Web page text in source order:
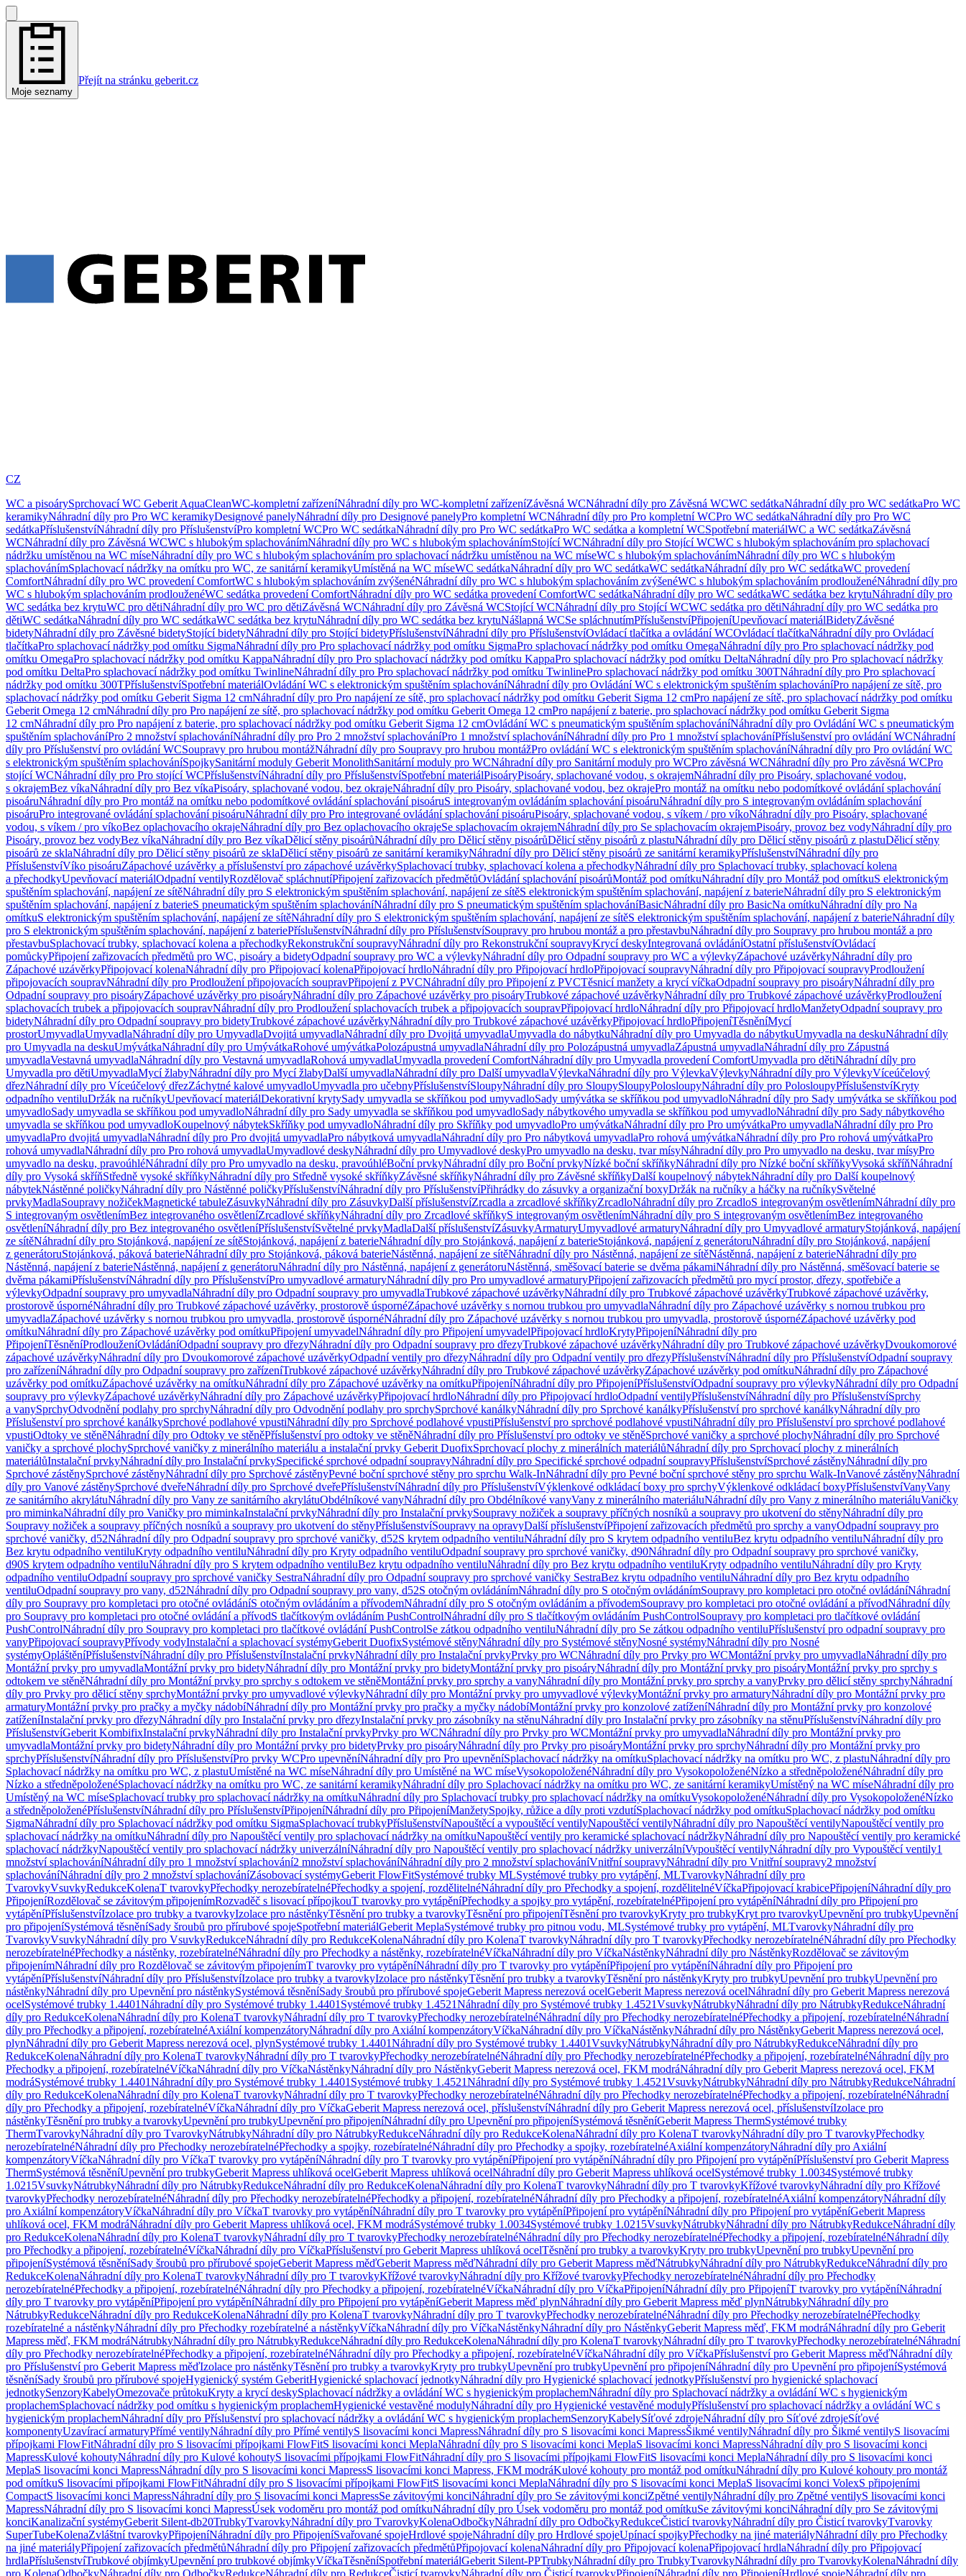
Moje seznamy
Přejít na stránku geberit.cz
CZ
WC a pisoárySprchovací WC Geberit AquaCleanWC-kompletní zařízeníNáhradní díly pro WC-kompletní zařízeníZávěsná WCNáhradní díly pro Závěsná WCWC sedátkaNáhradní díly pro WC sedátkaPro WC
keramikyNáhradní díly pro Pro WC keramikyDesignové panelyNáhradní díly pro Designové panelyPro kompletní WCNáhradní díly pro Pro kompletní WCPro WC sedátkaNáhradní díly pro Pro WC
sedátkaPříslušenstvíNáhradní díly pro PříslušenstvíPro kompletní WCPro WC sedátkaNáhradní díly pro Pro WC sedátkaPro WC sedátka a kompletní WCSpotřební materiálWC a WC sedátkaZávěsná
WCNáhradní díly pro Závěsná WCWC s hlubokým splachovánímNáhradní díly pro WC s hlubokým splachovánímStojící WCNáhradní díly pro Stojící WCWC s hlubokým splachováním pro splachovací
nádržku umístěnou na WC míseNáhradní díly pro WC s hlubokým splachováním pro splachovací nádržku umístěnou na WC míseWC s hlubokým splachovánímNáhradní díly pro WC s hlubokým
splachovánímSplachovací nádržky na omítku pro WC, ze sanitární keramikyUmístěná na WC míseWC sedátkaNáhradní díly pro WC sedátkaWC sedátkaNáhradní díly pro WC sedátkaWC provedení
ComfortNáhradní díly pro WC provedení ComfortWC s hlubokým splachováním zvýšenéNáhradní díly pro WC s hlubokým splachováním zvýšenéWC s hlubokým splachováním prodlouženéNáhradní díly pro
WC s hlubokým splachováním prodlouženéWC sedátka provedení ComfortNáhradní díly pro WC sedátka provedení ComfortWC sedátkaNáhradní díly pro WC sedátkaWC sedátka bez krytuNáhradní díly pro
WC sedátka bez krytuWC pro dětiNáhradní díly pro WC pro dětiZávěsná WCNáhradní díly pro Závěsná WCStojící WCNáhradní díly pro Stojící WCWC sedátka pro dětiNáhradní díly pro WC sedátka pro
dětiWC sedátkaNáhradní díly pro WC sedátkaWC sedátka bez krytuNáhradní díly pro WC sedátka bez krytuNášlapná WCSe spláchnutímPříslušenstvíPřipojeníUpevňovací materiálBidetyZávěsné
bidetyNáhradní díly pro Závěsné bidetyStojící bidetyNáhradní díly pro Stojící bidetyPříslušenstvíNáhradní díly pro PříslušenstvíOvládací tlačítka a ovládání WCOvládací tlačítkaNáhradní díly pro Ovládací
tlačítkaPro splachovací nádržky pod omítku SigmaNáhradní díly pro Pro splachovací nádržky pod omítku SigmaPro splachovací nádržky pod omítku OmegaNáhradní díly pro Pro splachovací nádržky pod
omítku OmegaPro splachovací nádržky pod omítku KappaNáhradní díly pro Pro splachovací nádržky pod omítku KappaPro splachovací nádržky pod omítku DeltaNáhradní díly pro Pro splachovací nádržky
pod omítku DeltaPro splachovací nádržky pod omítku TwinlineNáhradní díly pro Pro splachovací nádržky pod omítku TwinlinePro splachovací nádržky pod omítku 300TNáhradní díly pro Pro splachovací
nádržky pod omítku 300TPříslušenstvíSpotřební materiálOvládání WC s elektronickým spuštěním splachováníNáhradní díly pro Ovládání WC s elektronickým spuštěním splachováníPro napájení ze sítě, pro
splachovací nádržky pod omítku Geberit Sigma 12 cmNáhradní díly pro Pro napájení ze sítě, pro splachovací nádržky pod omítku Geberit Sigma 12 cmPro napájení ze sítě, pro splachovací nádržky pod omítku
Geberit Omega 12 cmNáhradní díly pro Pro napájení ze sítě, pro splachovací nádržky pod omítku Geberit Omega 12 cmPro napájení z baterie, pro splachovací nádržky pod omítku Geberit Sigma
12 cmNáhradní díly pro Pro napájení z baterie, pro splachovací nádržky pod omítku Geberit Sigma 12 cmOvládání WC s pneumatickým spuštěním splachováníNáhradní díly pro Ovládání WC s pneumatickým
spuštěním splachováníPro 2 množství splachováníNáhradní díly pro Pro 2 množství splachováníPro 1 množství splachováníNáhradní díly pro Pro 1 množství splachováníPříslušenství pro ovládání WCNáhradní
díly pro Příslušenství pro ovládání WCSoupravy pro hrubou montážNáhradní díly pro Soupravy pro hrubou montážPro ovládání WC s elektronickým spuštěním splachováníNáhradní díly pro Pro ovládání WC
s elektronickým spuštěním splachováníSpojkySanitární moduly Geberit MonolithSanitární moduly pro WCNáhradní díly pro Sanitární moduly pro WCPro závěsná WCNáhradní díly pro Pro závěsná WCPro
stojící WCNáhradní díly pro Pro stojící WCPříslušenstvíNáhradní díly pro PříslušenstvíSpotřební materiálPisoáryPisoáry, splachované vodou, s okrajemNáhradní díly pro Pisoáry, splachované vodou,
s okrajemBez víkaNáhradní díly pro Bez víkaPisoáry, splachované vodou, bez okrajeNáhradní díly pro Pisoáry, splachované vodou, bez okrajePro montáž na omítku nebo podomítkové ovládání splachování
pisoáruNáhradní díly pro Pro montáž na omítku nebo podomítkové ovládání splachování pisoáruS integrovaným ovládáním splachování pisoáruNáhradní díly pro S integrovaným ovládáním splachování
pisoáruPro integrované ovládání splachování pisoáruNáhradní díly pro Pro integrované ovládání splachování pisoáruPisoáry, splachované vodou, s víkem / pro víkoNáhradní díly pro Pisoáry, splachované
vodou, s víkem / pro víkoBez oplachovacího okrajeNáhradní díly pro Bez oplachovacího okrajeSe splachovacím okrajemNáhradní díly pro Se splachovacím okrajemPisoáry, provoz bez vodyNáhradní díly pro
Pisoáry, provoz bez vodyBez víkaNáhradní díly pro Bez víkaDělicí stěny pisoárůNáhradní díly pro Dělicí stěny pisoárůDělicí stěny pisoárů z plastuNáhradní díly pro Dělicí stěny pisoárů z plastuDělicí stěny
pisoárů ze sklaNáhradní díly pro Dělicí stěny pisoárů ze sklaDělicí stěny pisoárů ze sanitární keramikyNáhradní díly pro Dělicí stěny pisoárů ze sanitární keramikyPříslušenstvíNáhradní díly pro
PříslušenstvíVíko pisoáruZápachové uzávěrky a příslušenství pro zápachové uzávěrkySplachovací trubky, splachovací kolena a přechodkyNáhradní díly pro Splachovací trubky, splachovací kolena
a přechodkyUpevňovací materiálOdpadní ventilyRozdělovač spláchnutíPřipojení zařizovacích předmětůOvládání splachování pisoárůMontáž pod omítkuNáhradní díly pro Montáž pod omítkuS elektronickým
spuštěním splachování, napájení ze sítěNáhradní díly pro S elektronickým spuštěním splachování, napájení ze sítěS elektronickým spuštěním splachování, napájení z baterieNáhradní díly pro S elektronickým
spuštěním splachování, napájení z baterieS pneumatickým spuštěním splachováníNáhradní díly pro S pneumatickým spuštěním splachováníBasicNáhradní díly pro BasicNa omítkuNáhradní díly pro Na
omítkuS elektronickým spuštěním splachování, napájení ze sítěNáhradní díly pro S elektronickým spuštěním splachování, napájení ze sítěS elektronickým spuštěním splachování, napájení z baterieNáhradní díly
pro S elektronickým spuštěním splachování, napájení z bateriePříslušenstvíNáhradní díly pro PříslušenstvíSoupravy pro hrubou montáž a pro přestavbuNáhradní díly pro Soupravy pro hrubou montáž a pro
přestavbuSplachovací trubky, splachovací kolena a přechodkyRekonstrukční soupravyNáhradní díly pro Rekonstrukční soupravyKrycí deskyIntegrovaná ovládáníOstatní příslušenstvíOvládací
pomůckyPřipojení zařizovacích předmětů pro WC, pisoáry a bidetyOdpadní soupravy pro WC a výlevkyNáhradní díly pro Odpadní soupravy pro WC a výlevkyZápachové uzávěrkyNáhradní díly pro
Zápachové uzávěrkyPřipojovací kolenaNáhradní díly pro Připojovací kolenaPřipojovací hrdloNáhradní díly pro Připojovací hrdloPřipojovací soupravyNáhradní díly pro Připojovací soupravyProdloužení
připojovacích soupravNáhradní díly pro Prodloužení připojovacích soupravPřipojení z PVCNáhradní díly pro Připojení z PVCTěsnicí manžety a krycí víčkaOdpadní soupravy pro pisoáryNáhradní díly pro
Odpadní soupravy pro pisoáryZápachové uzávěrky pro pisoáryNáhradní díly pro Zápachové uzávěrky pro pisoáryTrubkové zápachové uzávěrkyNáhradní díly pro Trubkové zápachové uzávěrkyProdloužení
splachovacích trubek a připojovacích soupravNáhradní díly pro Prodloužení splachovacích trubek a připojovacích soupravPřipojovací hrdloNáhradní díly pro Připojovací hrdloManžetyOdpadní soupravy pro
bidetyNáhradní díly pro Odpadní soupravy pro bidetyTrubkové zápachové uzávěrkyNáhradní díly pro Trubkové zápachové uzávěrkyPřipojovací hrdloPřipojeníTěsněníMycí
prostorUmyvadlaUmyvadlaNáhradní díly pro UmyvadlaDvojitá umyvadlaNáhradní díly pro Dvojitá umyvadlaUmyvadla do nábytkuNáhradní díly pro Umyvadla do nábytkuUmyvadla na deskuNáhradní díly
pro Umyvadla na deskuUmývátkaNáhradní díly pro UmývátkaRohové umývátkaPolozápustná umyvadlaNáhradní díly pro Polozápustná umyvadlaZápustná umyvadlaNáhradní díly pro Zápustná
umyvadlaVestavná umyvadlaNáhradní díly pro Vestavná umyvadlaRohová umyvadlaUmyvadla provedení ComfortNáhradní díly pro Umyvadla provedení ComfortUmyvadla pro dětiNáhradní díly pro
Umyvadla pro dětiUmyvadlaMycí žlabyNáhradní díly pro Mycí žlabyDalší umyvadlaNáhradní díly pro Další umyvadlaVýlevkaNáhradní díly pro VýlevkaVýlevkyNáhradní díly pro VýlevkyVíceúčelový
dřezNáhradní díly pro Víceúčelový dřezZáchytné kalové umyvadloUmyvadla pro učebnyPříslušenstvíSloupyNáhradní díly pro SloupySloupyPolosloupyNáhradní díly pro PolosloupyPříslušenstvíKryty
odpadního ventiluDržák na ručníkyUpevňovací materiálDekorativní krytySady umyvadla se skříňkou pod umyvadloSady umývátka se skříňkou pod umyvadloNáhradní díly pro Sady umývátka se skříňkou pod
umyvadloSady umyvadla se skříňkou pod umyvadloNáhradní díly pro Sady umyvadla se skříňkou pod umyvadloSady nábytkového umyvadla se skříňkou pod umyvadloNáhradní díly pro Sady nábytkového
umyvadla se skříňkou pod umyvadloKoupelnový nábytekSkříňky pod umyvadloNáhradní díly pro Skříňky pod umyvadloPro umývátkaNáhradní díly pro Pro umývátkaPro umyvadlaNáhradní díly pro Pro
umyvadlaPro dvojitá umyvadlaNáhradní díly pro Pro dvojitá umyvadlaPro nábytková umyvadlaNáhradní díly pro Pro nábytková umyvadlaPro rohová umývátkaNáhradní díly pro Pro rohová umývátkaPro
rohová umyvadlaNáhradní díly pro Pro rohová umyvadlaUmyvadlové deskyNáhradní díly pro Umyvadlové deskyPro umyvadlo na desku, tvar mísyNáhradní díly pro Pro umyvadlo na desku, tvar mísyPro
umyvadlo na desku, pravoúhléNáhradní díly pro Pro umyvadlo na desku, pravoúhléBoční prvkyNáhradní díly pro Boční prvkyNízké boční skříňkyNáhradní díly pro Nízké boční skříňkyVysoká skříňNáhradní
díly pro Vysoká skříňStředně vysoké skříňkyNáhradní díly pro Středně vysoké skříňkyZávěsné skříňkyNáhradní díly pro Závěsné skříňkyDalší koupelnový nábytekNáhradní díly pro Další koupelnový
nábytekNástěnné poličkyNáhradní díly pro Nástěnné poličkyPříslušenstvíNáhradní díly pro PříslušenstvíPřihrádky do zásuvky a organizační boxyDržák na ručníky a háčky na ručníkySvětelné
prvkyMadlaSoupravy nožičekMagnetické tabuleZásuvkyNáhradní díly pro ZásuvkyDalší příslušenstvíZrcadla a zrcadlové skříňkyZrcadloNáhradní díly pro ZrcadloS integrovaným osvětlenímNáhradní díly pro
S integrovaným osvětlenímBez integrovaného osvětleníZrcadlové skříňkyNáhradní díly pro Zrcadlové skříňkyS integrovaným osvětlenímNáhradní díly pro S integrovaným osvětlenímBez integrovaného
osvětleníNáhradní díly pro Bez integrovaného osvětleníPříslušenstvíSvětelné prvkyMadlaDalší příslušenstvíZásuvkyArmaturyUmyvadlové armaturyNáhradní díly pro Umyvadlové armaturyStojánková, napájení
ze sítěNáhradní díly pro Stojánková, napájení ze sítěStojánková, napájení z baterieNáhradní díly pro Stojánková, napájení z baterieStojánková, napájení z generátoruNáhradní díly pro Stojánková, napájení
z generátoruStojánková, páková baterieNáhradní díly pro Stojánková, páková baterieNástěnná, napájení ze sítěNáhradní díly pro Nástěnná, napájení ze sítěNástěnná, napájení z baterieNáhradní díly pro
Nástěnná, napájení z baterieNástěnná, napájení z generátoruNáhradní díly pro Nástěnná, napájení z generátoruNástěnná, směšovací baterie se dvěma pákamiNáhradní díly pro Nástěnná, směšovací baterie se
dvěma pákamiPříslušenstvíNáhradní díly pro PříslušenstvíPro umyvadlové armaturyNáhradní díly pro Pro umyvadlové armaturyPřipojení zařizovacích předmětů pro mycí prostor, dřezy, spotřebiče a
výlevkyOdpadní soupravy pro umyvadlaNáhradní díly pro Odpadní soupravy pro umyvadlaTrubkové zápachové uzávěrkyNáhradní díly pro Trubkové zápachové uzávěrkyTrubkové zápachové uzávěrky,
prostorově úspornéNáhradní díly pro Trubkové zápachové uzávěrky, prostorově úspornéZápachové uzávěrky s nornou trubkou pro umyvadlaNáhradní díly pro Zápachové uzávěrky s nornou trubkou pro
umyvadlaZápachové uzávěrky s nornou trubkou pro umyvadla, prostorově úspornéNáhradní díly pro Zápachové uzávěrky s nornou trubkou pro umyvadla, prostorově úspornéZápachové uzávěrky pod
omítkuNáhradní díly pro Zápachové uzávěrky pod omítkuPřipojení umyvadelNáhradní díly pro Připojení umyvadelPřipojovací hrdloKrytyPřipojeníNáhradní díly pro
PřipojeníTěsněníProdlouženíOvládáníOdpadní soupravy pro dřezyNáhradní díly pro Odpadní soupravy pro dřezyTrubkové zápachové uzávěrkyNáhradní díly pro Trubkové zápachové uzávěrkyDvoukomorové
zápachové uzávěrkyNáhradní díly pro Dvoukomorové zápachové uzávěrkyOdpadní ventily pro dřezyNáhradní díly pro Odpadní ventily pro dřezyPříslušenstvíNáhradní díly pro PříslušenstvíOdpadní soupravy
pro zařízeníNáhradní díly pro Odpadní soupravy pro zařízeníTrubkové zápachové uzávěrkyNáhradní díly pro Trubkové zápachové uzávěrkyZápachové uzávěrky pod omítkuNáhradní díly pro Zápachové
uzávěrky pod omítkuZápachové uzávěrky na omítkuNáhradní díly pro Zápachové uzávěrky na omítkuPřipojeníNáhradní díly pro PřipojeníPříslušenstvíOdpadní soupravy pro výlevkyNáhradní díly pro Odpadní
soupravy pro výlevkyZápachové uzávěrkyNáhradní díly pro Zápachové uzávěrkyPřipojovací hrdloNáhradní díly pro Připojovací hrdloOdpadní ventilyPříslušenstvíNáhradní díly pro PříslušenstvíSprchy
a vanySprchyOdvodnění podlahy pro sprchyNáhradní díly pro Odvodnění podlahy pro sprchySprchové kanálkyNáhradní díly pro Sprchové kanálkyPříslušenství pro sprchové kanálkyNáhradní díly pro
Příslušenství pro sprchové kanálkySprchové podlahové vpustiNáhradní díly pro Sprchové podlahové vpustiPříslušenství pro sprchové podlahové vpustiNáhradní díly pro Příslušenství pro sprchové podlahové
vpustiOdtoky ve stěněNáhradní díly pro Odtoky ve stěněPříslušenství pro odtoky ve stěněNáhradní díly pro Příslušenství pro odtoky ve stěněSprchové vaničky a sprchové plochyNáhradní díly pro Sprchové
vaničky a sprchové plochySprchové vaničky z minerálního materiálu a instalační prvky Geberit DuofixSprchovací plochy z minerálních materiálůNáhradní díly pro Sprchovací plochy z minerálních
materiálůInstalační prvkyNáhradní díly pro Instalační prvkySpecifické sprchové odpadní soupravyNáhradní díly pro Specifické sprchové odpadní soupravyPříslušenstvíSprchové zástěnyNáhradní díly pro
Sprchové zástěnySprchové zástěnyNáhradní díly pro Sprchové zástěnyPevné boční sprchové stěny pro sprchu Walk-InNáhradní díly pro Pevné boční sprchové stěny pro sprchu Walk-InVanové zástěnyNáhradní
díly pro Vanové zástěnySprchové dveřeNáhradní díly pro Sprchové dveřePříslušenstvíNáhradní díly pro PříslušenstvíVýklenkové odkládací boxy pro sprchyVýklenkové odkládací boxyPříslušenstvíVanyVany
ze sanitárního akrylátuNáhradní díly pro Vany ze sanitárního akrylátuObdélníkové vanyNáhradní díly pro Obdélníkové vanyVany z minerálního materiáluNáhradní díly pro Vany z minerálního materiáluVaničky
pro miminkaNáhradní díly pro Vaničky pro miminkaInstalační prvkyNáhradní díly pro Instalační prvkySoupravy nožiček a soupravy příčných nosníků a soupravy pro ukotvení do stěnyNáhradní díly pro
Soupravy nožiček a soupravy příčných nosníků a soupravy pro ukotvení do stěnyPříslušenstvíSoupravy na opravyDalší příslušenstvíPřipojení zařizovacích předmětů pro sprchy a vanyOdpadní soupravy pro
sprchové vaničky, d52Náhradní díly pro Odpadní soupravy pro sprchové vaničky, d52S krytem odpadního ventiluNáhradní díly pro S krytem odpadního ventiluBez krytu odpadního ventiluNáhradní díly pro
Bez krytu odpadního ventiluKryty odpadního ventiluNáhradní díly pro Kryty odpadního ventiluOdpadní soupravy pro sprchové vaničky, d90Náhradní díly pro Odpadní soupravy pro sprchové vaničky,
d90S krytem odpadního ventiluNáhradní díly pro S krytem odpadního ventiluBez krytu odpadního ventiluNáhradní díly pro Bez krytu odpadního ventiluKryty odpadního ventiluNáhradní díly pro Kryty
odpadního ventiluOdpadní soupravy pro sprchové vaničky SestraNáhradní díly pro Odpadní soupravy pro sprchové vaničky SestraBez krytu odpadního ventiluNáhradní díly pro Bez krytu odpadního
ventiluOdpadní soupravy pro vany, d52Náhradní díly pro Odpadní soupravy pro vany, d52S otočným ovládánímNáhradní díly pro S otočným ovládánímSoupravy pro kompletaci pro otočné ovládáníNáhradní
díly pro Soupravy pro kompletaci pro otočné ovládáníS otočným ovládáním a přívodemNáhradní díly pro S otočným ovládáním a přívodemSoupravy pro kompletaci pro otočné ovládání a přívodNáhradní díly
pro Soupravy pro kompletaci pro otočné ovládání a přívodS tlačítkovým ovládáním PushControlNáhradní díly pro S tlačítkovým ovládáním PushControlSoupravy pro kompletaci pro tlačítkové ovládání
PushControlNáhradní díly pro Soupravy pro kompletaci pro tlačítkové ovládání PushControlSe zátkou odpadního ventiluNáhradní díly pro Se zátkou odpadního ventiluPříslušenství pro odpadní soupravy pro
vanyPřipojovací soupravyPřívody vodyInstalační a splachovací systémyGeberit DuofixSystémové stěnyNáhradní díly pro Systémové stěnyNosné systémyNáhradní díly pro Nosné
systémyOpláštěníPříslušenstvíNáhradní díly pro PříslušenstvíInstalační prvkyNáhradní díly pro Instalační prvkyPrvky pro WCNáhradní díly pro Prvky pro WCMontážní prvky pro umyvadlaNáhradní díly pro
Montážní prvky pro umyvadlaMontážní prvky pro bidetyNáhradní díly pro Montážní prvky pro bidetyMontážní prvky pro pisoáryNáhradní díly pro Montážní prvky pro pisoáryMontážní prvky pro sprchy s
odtokem ve stěněNáhradní díly pro Montážní prvky pro sprchy s odtokem ve stěněMontážní prvky pro sprchy a vanyNáhradní díly pro Montážní prvky pro sprchy a vanyPrvky pro dělicí stěny sprchyNáhradní
díly pro Prvky pro dělicí stěny sprchyMontážní prvky pro umyvadlové výlevkyNáhradní díly pro Montážní prvky pro umyvadlové výlevkyMontážní prvky pro armaturyNáhradní díly pro Montážní prvky pro
armaturyMontážní prvky pro pračky a myčky nádobíNáhradní díly pro Montážní prvky pro pračky a myčky nádobíMontážní prvky pro konzolové zatíženíNáhradní díly pro Montážní prvky pro konzolové
zatíženíInstalační prvky pro dřezyNáhradní díly pro Instalační prvky pro dřezyInstalační prvky pro zásobníky na stěnuNáhradní díly pro Instalační prvky pro zásobníky na stěnuPříslušenstvíNáhradní díly pro
PříslušenstvíGeberit KombifixInstalační prvkyNáhradní díly pro Instalační prvkyPrvky pro WCNáhradní díly pro Prvky pro WCMontážní prvky pro umyvadlaNáhradní díly pro Montážní prvky pro
umyvadlaMontážní prvky pro bidetyNáhradní díly pro Montážní prvky pro bidetyPrvky pro pisoáryNáhradní díly pro Prvky pro pisoáryMontážní prvky pro sprchyNáhradní díly pro Montážní prvky pro
sprchyPříslušenstvíNáhradní díly pro PříslušenstvíPro prvky WCPro upevněníNáhradní díly pro Pro upevněníSplachovací nádržky na omítkuSplachovací nádržky na omítku pro WC, z plastuNáhradní díly pro
Splachovací nádržky na omítku pro WC, z plastuUmístěné na WC míseNáhradní díly pro Umístěné na WC míseVysokopoloženéNáhradní díly pro VysokopoloženéNízko a středněpoloženéNáhradní díly pro
Nízko a středněpoloženéSplachovací nádržky na omítku pro WC, ze sanitární keramikyNáhradní díly pro Splachovací nádržky na omítku pro WC, ze sanitární keramikyUmístěný na WC míseNáhradní díly pro
Umístěný na WC míseSplachovací trubky pro splachovací nádržky na omítkuNáhradní díly pro Splachovací trubky pro splachovací nádržky na omítkuVysokopoloženéNáhradní díly pro VysokopoloženéNízko
a středněpoloženéPříslušenstvíNáhradní díly pro PříslušenstvíPřipojeníNáhradní díly pro PřipojeníManžetySpojky, růžice a díly proti vzdutíSplachovací nádržky pod omítkuSplachovací nádržky pod omítku
SigmaNáhradní díly pro Splachovací nádržky pod omítku SigmaSplachovací trubkyPříslušenstvíNapouštěcí a vypouštěcí ventilyNapouštěcí ventilyNáhradní díly pro Napouštěcí ventilyNapouštěcí ventily pro
splachovací nádržky na omítkuNáhradní díly pro Napouštěcí ventily pro splachovací nádržky na omítkuNapouštěcí ventily pro keramické splachovací nádržkyNáhradní díly pro Napouštěcí ventily pro keramické
splachovací nádržkyNapouštěcí ventily pro splachovací nádržky univerzálníNáhradní díly pro Napouštěcí ventily pro splachovací nádržky univerzálníVypouštěcí ventilyNáhradní díly pro Vypouštěcí ventily1
množství splachováníNáhradní díly pro 1 množství splachování2 množství splachováníNáhradní díly pro 2 množství splachováníVnitřní soupravyNáhradní díly pro Vnitřní soupravy2 množství
splachováníNáhradní díly pro 2 množství splachováníZásobovací systémyGeberit FlowFitSystémové trubky MLSystémové trubky pro vytápění, MLTvarovkyNáhradní díly pro
TvarovkyVsuvkyRedukceKolenaT tvarovkyPřechodky nerozebíratelnéPřechodky a spojení, rozdělitelnéNáhradní díly pro Přechodky a spojení, rozdělitelnéVíčkaPřipojovací krabicePřipojeníNáhradní díly pro
PřipojeníRozdělovač se závitovým připojenímRozvaděč s lisovací přípojkouT tvarovky pro vytápěníPřechodky a spojky pro vytápění, rozebíratelnéPřipojení pro vytápěníNáhradní díly pro Připojení pro
vytápěníPříslušenstvíIzolace pro trubky a tvarovkyIzolace pro nástěnkyTěsnění pro trubky a tvarovkyTěsnění pro připojeníTěsnění pro tvarovkyKryty pro trubkyKryt pro tvarovkyUpevnění pro trubkyUpevnění
pro připojeníSystémová těsněníSady šroubů pro přírubové spojeSpotřební materiálGeberit MeplaSystémové trubky pro pitnou vodu, MLSystémové trubky pro vytápění, MLTvarovkyNáhradní díly pro
TvarovkyVsuvkyNáhradní díly pro VsuvkyRedukceNáhradní díly pro RedukceKolenaNáhradní díly pro KolenaT tvarovkyNáhradní díly pro T tvarovkyPřechodky nerozebíratelnéNáhradní díly pro Přechodky
nerozebíratelnéPřechodky a nástěnky, rozebíratelnéNáhradní díly pro Přechodky a nástěnky, rozebíratelnéVíčkaNáhradní díly pro VíčkaNástěnkyNáhradní díly pro NástěnkyRozdělovač se závitovým
připojenímNáhradní díly pro Rozdělovač se závitovým připojenímT tvarovky pro vytápěníNáhradní díly pro T tvarovky pro vytápěníPřipojení pro vytápěníNáhradní díly pro Připojení pro
vytápěníPříslušenstvíNáhradní díly pro PříslušenstvíIzolace pro trubky a tvarovkyIzolace pro nástěnkyTěsnění pro trubky a tvarovkyTěsnění pro nástěnkyKryty pro trubkyUpevnění pro trubkyUpevnění pro
nástěnkyNáhradní díly pro Upevnění pro nástěnkySystémová těsněníSady šroubů pro přírubové spojeGeberit Mapress nerezová ocelGeberit Mapress nerezová ocelNáhradní díly pro Geberit Mapress nerezová
ocelSystémové trubky 1.4401Náhradní díly pro Systémové trubky 1.4401 Systémové trubky 1.4521Náhradní díly pro Systémové trubky 1.4521VsuvkyNátrubkyNáhradní díly pro NátrubkyRedukceNáhradní
díly pro RedukceKolenaNáhradní díly pro KolenaT tvarovkyNáhradní díly pro T tvarovkyPřechodky nerozebíratelnéNáhradní díly pro Přechodky nerozebíratelnéPřechodky a připojení, rozebíratelnéNáhradní
díly pro Přechodky a připojení, rozebíratelnéAxiální kompenzátoryNáhradní díly pro Axiální kompenzátoryVíčkaNáhradní díly pro VíčkaNástěnkyNáhradní díly pro NástěnkyGeberit Mapress nerezová ocel,
plynNáhradní díly pro Geberit Mapress nerezová ocel, plynSystémové trubky 1.4401Náhradní díly pro Systémové trubky 1.4401VsuvkyNátrubkyNáhradní díly pro NátrubkyRedukceNáhradní díly pro
RedukceKolenaNáhradní díly pro KolenaT tvarovkyNáhradní díly pro T tvarovkyPřechodky nerozebíratelnéNáhradní díly pro Přechodky nerozebíratelnéPřechodky a připojení, rozebíratelnéNáhradní díly pro
Přechodky a připojení, rozebíratelnéVíčkaNáhradní díly pro VíčkaNástěnkyNáhradní díly pro NástěnkyGeberit Mapress nerezová ocel, FKM modráNáhradní díly pro Geberit Mapress nerezová ocel, FKM
modráSystémové trubky 1.4401Náhradní díly pro Systémové trubky 1.4401 Systémové trubky 1.4521Náhradní díly pro Systémové trubky 1.4521VsuvkyNátrubkyNáhradní díly pro NátrubkyRedukceNáhradní
díly pro RedukceKolenaNáhradní díly pro KolenaT tvarovkyNáhradní díly pro T tvarovkyPřechodky nerozebíratelnéNáhradní díly pro Přechodky nerozebíratelnéPřechodky a připojení, rozebíratelnéNáhradní
díly pro Přechodky a připojení, rozebíratelnéVíčkaNáhradní díly pro VíčkaGeberit Mapress nerezová ocel, příslušenstvíNáhradní díly pro Geberit Mapress nerezová ocel, příslušenstvíIzolace pro
nástěnkyTěsnění pro trubky a tvarovkyUpevnění pro trubkyUpevnění pro připojeníNáhradní díly pro Upevnění pro připojeníSystémová těsněníGeberit Mapress ThermSystémové trubky
ThermTvarovkyNáhradní díly pro TvarovkyNátrubkyNáhradní díly pro NátrubkyRedukceNáhradní díly pro RedukceKolenaNáhradní díly pro KolenaT tvarovkyNáhradní díly pro T tvarovkyPřechodky
nerozebíratelnéNáhradní díly pro Přechodky nerozebíratelnéPřechodky a spojky, rozebíratelnéNáhradní díly pro Přechodky a spojky, rozebíratelnéAxiální kompenzátoryNáhradní díly pro Axiální
kompenzátoryVíčkaNáhradní díly pro VíčkaT tvarovky pro vytápěníNáhradní díly pro T tvarovky pro vytápěníPřipojení pro vytápěníNáhradní díly pro Připojení pro vytápěníPříslušenství pro Geberit Mapress
ThermSystémová těsněníUpevnění pro trubkyGeberit Mapress uhlíková ocelGeberit Mapress uhlíková ocelNáhradní díly pro Geberit Mapress uhlíková ocelSystémové trubky 1.0034Systémové trubky
1.0215VsuvkyNátrubkyNáhradní díly pro NátrubkyRedukceNáhradní díly pro RedukceKolenaNáhradní díly pro KolenaT tvarovkyNáhradní díly pro T tvarovkyKřížové tvarovkyNáhradní díly pro Křížové
tvarovkyPřechodky nerozebíratelnéNáhradní díly pro Přechodky nerozebíratelnéPřechodky a připojení, rozebíratelnéNáhradní díly pro Přechodky a připojení, rozebíratelnéAxiální kompenzátoryNáhradní díly
pro Axiální kompenzátoryVíčkaNáhradní díly pro VíčkaT tvarovky pro vytápěníNáhradní díly pro T tvarovky pro vytápěníPřipojení pro vytápěníNáhradní díly pro Připojení pro vytápěníGeberit Mapress
uhlíková ocel, FKM modráNáhradní díly pro Geberit Mapress uhlíková ocel, FKM modráSystémové trubky 1.0034Systémové trubky 1.0215VsuvkyNátrubkyNáhradní díly pro NátrubkyRedukceNáhradní díly
pro RedukceKolenaNáhradní díly pro KolenaT tvarovkyNáhradní díly pro T tvarovkyPřechodky nerozebíratelnéNáhradní díly pro Přechodky nerozebíratelnéPřechodky a připojení, rozebíratelnéNáhradní díly
pro Přechodky a připojení, rozebíratelnéVíčkaNáhradní díly pro VíčkaPříslušenství pro Geberit Mapress uhlíková ocelTěsnění pro trubky a tvarovkyKryty pro trubkyUpevnění pro trubkyUpevnění pro
připojeníSystémová těsněníSady šroubů pro přírubové spojeGeberit Mapress měďGeberit Mapress měďNáhradní díly pro Geberit Mapress měďNátrubkyNáhradní díly pro NátrubkyRedukceNáhradní díly pro
RedukceKolenaNáhradní díly pro KolenaT tvarovkyNáhradní díly pro T tvarovkyKřížové tvarovkyNáhradní díly pro Křížové tvarovkyPřechodky nerozebíratelnéNáhradní díly pro Přechodky
nerozebíratelnéPřechodky a připojení, rozebíratelnéNáhradní díly pro Přechodky a připojení, rozebíratelnéVíčkaNáhradní díly pro VíčkaPřipojeníNáhradní díly pro PřipojeníT tvarovky pro vytápěníNáhradní
díly pro T tvarovky pro vytápěníPřipojení pro vytápěníNáhradní díly pro Připojení pro vytápěníGeberit Mapress měď plynNáhradní díly pro Geberit Mapress měď plynNátrubkyNáhradní díly pro
NátrubkyRedukceNáhradní díly pro RedukceKolenaNáhradní díly pro KolenaT tvarovkyNáhradní díly pro T tvarovkyPřechodky nerozebíratelnéNáhradní díly pro Přechodky nerozebíratelnéPřechodky
rozebíratelné a nástěnkyNáhradní díly pro Přechodky rozebíratelné a nástěnkyVíčkaNáhradní díly pro VíčkaNástěnkyNáhradní díly pro NástěnkyGeberit Mapress měď, FKM modráNáhradní díly pro Geberit
Mapress měď, FKM modráNátrubkyNáhradní díly pro NátrubkyRedukceNáhradní díly pro RedukceKolenaNáhradní díly pro KolenaT tvarovkyNáhradní díly pro T tvarovkyPřechodky nerozebíratelnéNáhradní
díly pro Přechodky nerozebíratelnéPřechodky a připojení, rozebíratelnéNáhradní díly pro Přechodky a připojení, rozebíratelnéVíčkaNáhradní díly pro VíčkaPříslušenství pro Geberit Mapress měďNáhradní díly
pro Příslušenství pro Geberit Mapress měďIzolace pro nástěnkyTěsnění pro trubky a tvarovkyKryty pro trubkyUpevnění pro trubkyUpevnění pro připojeníNáhradní díly pro Upevnění pro připojeníSystémová
těsněníSady šroubů pro přírubové spojeHygienický systém GeberitHygienické splachovací jednotkyNáhradní díly pro Hygienické splachovací jednotkyPříslušenství pro hygienické splachovací
jednotkySenzoryKabelyOmezovače průtokuKryty a krycí deskySplachovací nádržky a ovládání WC s hygienickým proplachemNáhradní díly pro Splachovací nádržky a ovládání WC s hygienickým
proplachemSplachovací nádržky pod omítku s hygienickým proplachemHygienické vestavěné modulyNáhradní díly pro Hygienické vestavěné modulyPříslušenství pro splachovací nádržky a ovládání WC s
hygienickým proplachemNáhradní díly pro Příslušenství pro splachovací nádržky a ovládání WC s hygienickým proplachemSenzoryKabelySíťové zdrojeNáhradní díly pro Síťové zdrojeSíťové
komponentyUzavírací armaturyPřímé ventilyNáhradní díly pro Přímé ventilyS lisovacími konci MapressNáhradní díly pro S lisovacími konci MapressŠikmé ventilyNáhradní díly pro Šikmé ventilyS lisovacími
přípojkami FlowFitNáhradní díly pro S lisovacími přípojkami FlowFitS lisovacími konci MeplaNáhradní díly pro S lisovacími konci MeplaS lisovacími konci MapressNáhradní díly pro S lisovacími konci
MapressKulové kohoutyNáhradní díly pro Kulové kohoutyS lisovacími přípojkami FlowFitNáhradní díly pro S lisovacími přípojkami FlowFitS lisovacími konci MeplaNáhradní díly pro S lisovacími konci
MeplaS lisovacími konci MapressNáhradní díly pro S lisovacími konci MapressS lisovacími konci Mapress, FKM modráKulové kohouty pro montáž pod omítkuNáhradní díly pro Kulové kohouty pro montáž
pod omítkuS lisovacími přípojkami FlowFitNáhradní díly pro S lisovacími přípojkami FlowFitS lisovacími konci MeplaNáhradní díly pro S lisovacími konci MeplaS lisovacími konci VolexS připojeními
CompactS lisovacími konci MapressNáhradní díly pro S lisovacími konci MapressSe závitovými konciNáhradní díly pro Se závitovými konciZpětné ventilyNáhradní díly pro Zpětné ventilyS lisovacími konci
MapressNáhradní díly pro S lisovacími konci MapressÚsek vodoměru pro montáž pod omítkuNáhradní díly pro Úsek vodoměru pro montáž pod omítkuSe závitovými konciNáhradní díly pro Se závitovými
konciKanalizační systémyGeberit Silent-db20TrubkyTvarovkyNáhradní díly pro TvarovkyKolenaOdbočkyNáhradní díly pro OdbočkyRedukceČisticí tvarovkyNáhradní díly pro Čisticí tvarovkyTvarovky
SuperTubeKolenaZvláštní tvarovkyPřipojeníNáhradní díly pro PřipojeníSvařované spojeHrdlové spojeNáhradní díly pro Hrdlové spojeUpínací spojkyPřechodky na jiné materiályNáhradní díly pro Přechodky
na jiné materiályPřipojení zařizovacích předmětůNáhradní díly pro Připojení zařizovacích předmětůPřipojovací kolenaNáhradní díly pro Připojovací kolenaPřipojovací hrdlaNáhradní díly pro Připojovací
hrdlaPříslušenstvíTrubkové objímkyUpevnění pro trubkové objímkyVíčkaTěsněníSpotřební materiálGeberit Silent-PPTrubkyNáhradní díly pro TrubkyTvarovkyNáhradní díly pro TvarovkyKolenaNáhradní díly
pro KolenaOdbočkyNáhradní díly pro OdbočkyRedukceNáhradní díly pro RedukceČisticí tvarovkyNáhradní díly pro Čisticí tvarovkyPřipojeníNáhradní díly pro PřipojeníHrdlové spojeNáhradní díly pro